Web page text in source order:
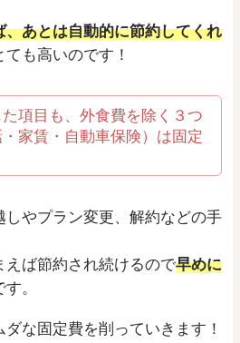
あとは自動的に節約してくれ
も高いのです！
項目も、外食費を除く３つ
・家賃・自動車保険）は固定
しやプラン変更、解約などの手
えば節約され続けるので早めに
す。
な固定費を削っていきます！